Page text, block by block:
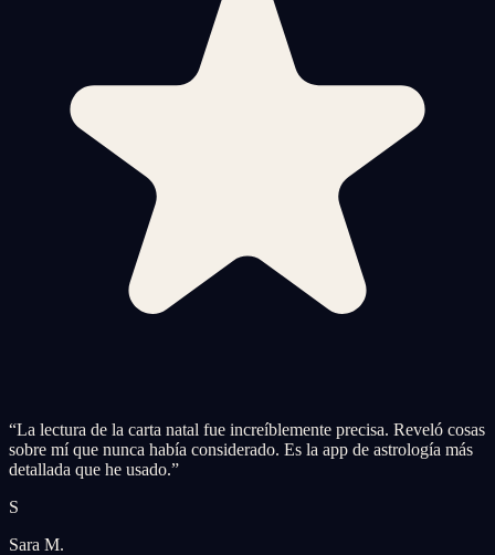
“La lectura de la carta natal fue increíblemente precisa. Reveló cosas
sobre mí que nunca había considerado. Es la app de astrología más
detallada que he usado.”
S
Sara M.